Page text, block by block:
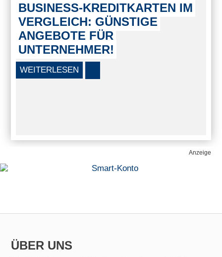
BUSINESS-KREDITKARTEN IM
VERGLEICH: GÜNSTIGE
ANGEBOTE FÜR
UNTERNEHMER!
WEITERLESEN
Anzeige
ÜBER UNS